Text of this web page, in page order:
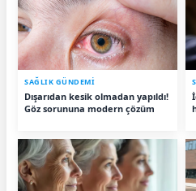
SAĞLIK GÜNDEMİ
Dışarıdan kesik olmadan yapıldı!
Göz sorununa modern çözüm